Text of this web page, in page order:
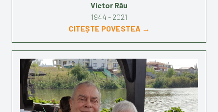
Victor Rău
1944 - 2021
CITEȘTE POVESTEA →